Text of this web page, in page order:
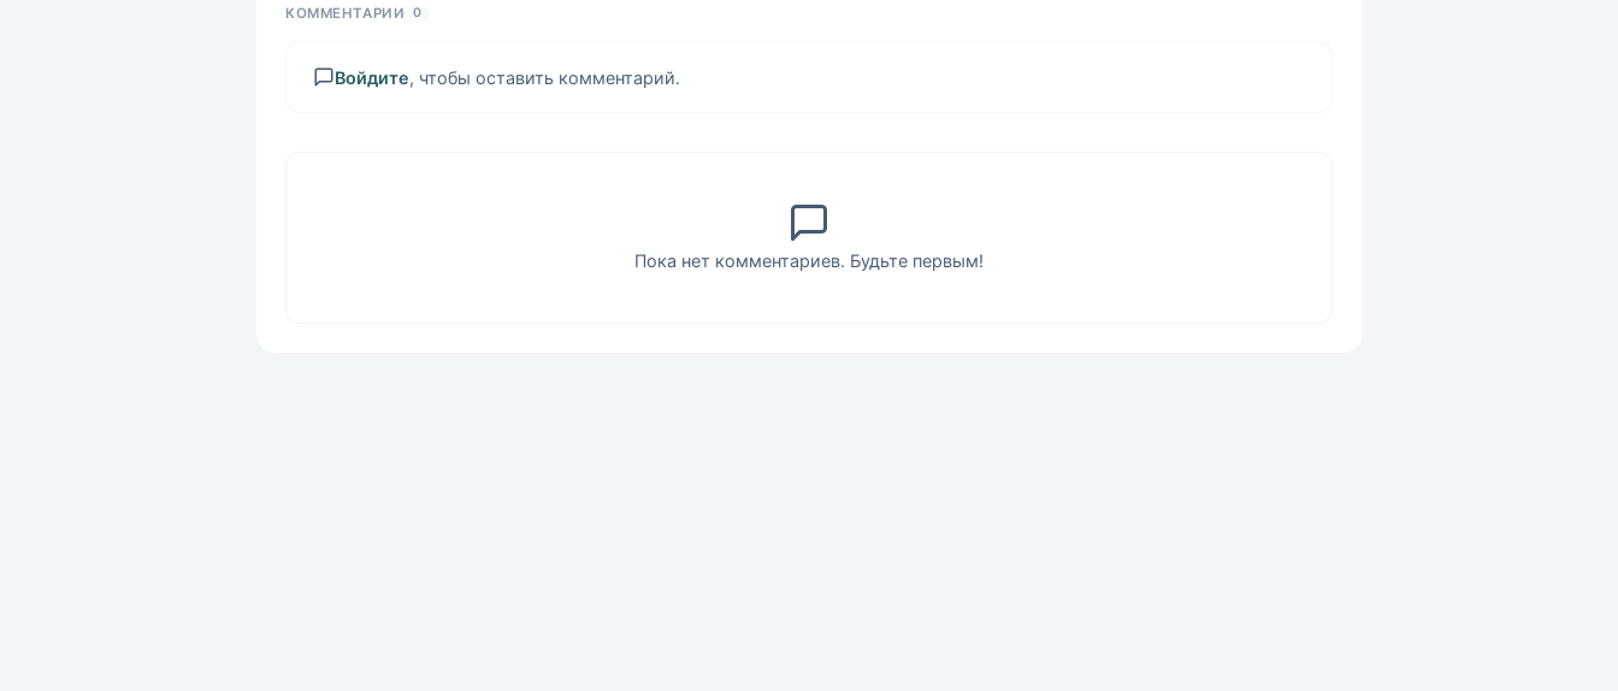
КОММЕНТАРИИ 0
Войдите, чтобы оставить комментарий.
Пока нет комментариев. Будьте первым!